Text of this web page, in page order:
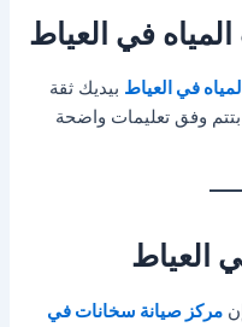
في العياط
في العياط بيديك ثقة
وفق تعليمات واضحة
العياط
مركز صيانة سخانات في